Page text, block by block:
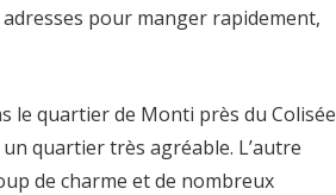
pour manger rapidement,
le quartier de Monti près du Colisée
quartier très agréable. L’autre
de charme et de nombreux